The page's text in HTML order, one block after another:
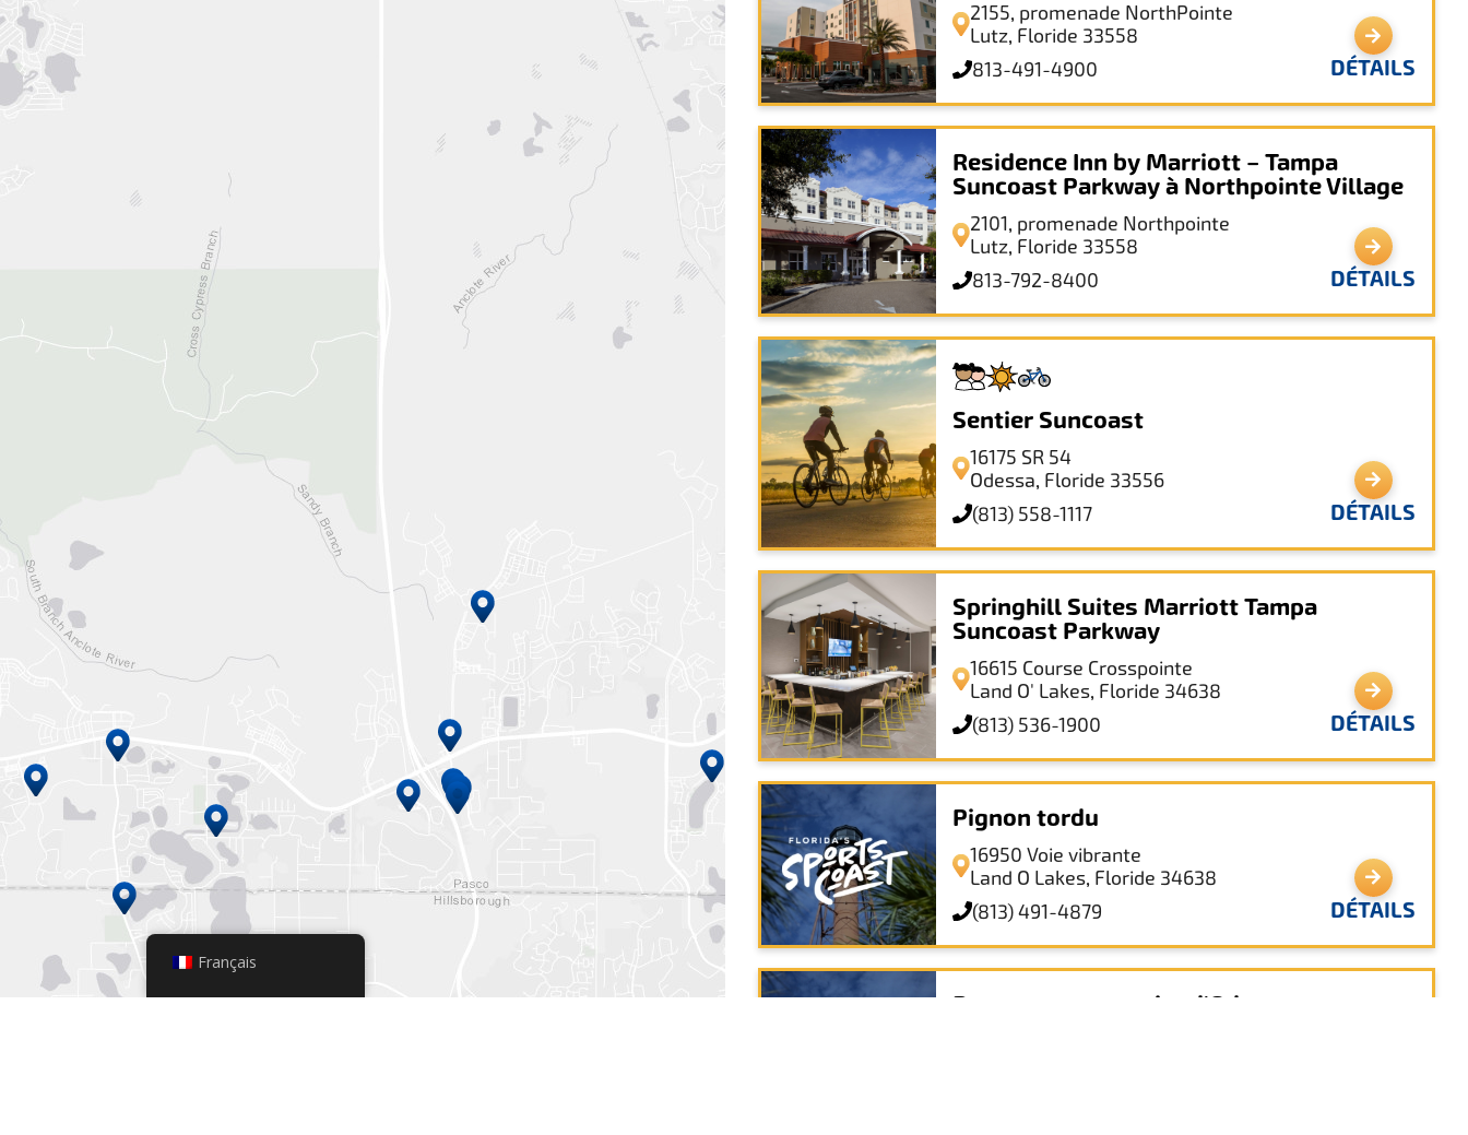
2155, promenade NorthPointe
Lutz, Floride 33558
813-491-4900
DÉTAILS
Residence Inn by Marriott – Tampa
Suncoast Parkway à Northpointe Village
2101, promenade Northpointe
Lutz, Floride 33558
813-792-8400
DÉTAILS
Sentier Suncoast
16175 SR 54
Odessa, Floride 33556
(813) 558-1117
DÉTAILS
Springhill Suites Marriott Tampa
Suncoast Parkway
16615 Course Crosspointe
Land O' Lakes, Floride 34638
(813) 536-1900
DÉTAILS
Pignon tordu
16950 Voie vibrante
Land O Lakes, Floride 34638
(813) 491-4879
DÉTAILS
Parc communautaire d'Odessa
Français